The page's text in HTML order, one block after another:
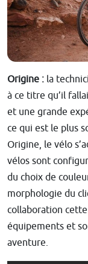
Origine : la
à ce titre qu’il
et une grande
ce qui est le plus
Origine, le vélo
vélos sont
du choix de
morphologie du
collaboration
équipements et
aventure.